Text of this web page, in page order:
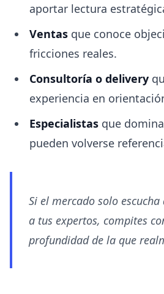
aportar lectura
Ventasque conoce
fricciones reales.
Consultoría o delivery
experiencia en
Especialistasque
pueden volverse
Si el mercado solo
a tus expertos, compites
profundidad de la que